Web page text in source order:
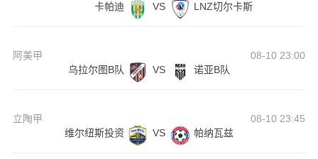
卡帕迪
VS LNZ切尔卡斯
阿美甲
08-10 23:00
乌拉尔图B队
VS 诺亚B队
立陶甲
08-10 23:45
维尔纽斯投资
VS 帕纳瓦兹